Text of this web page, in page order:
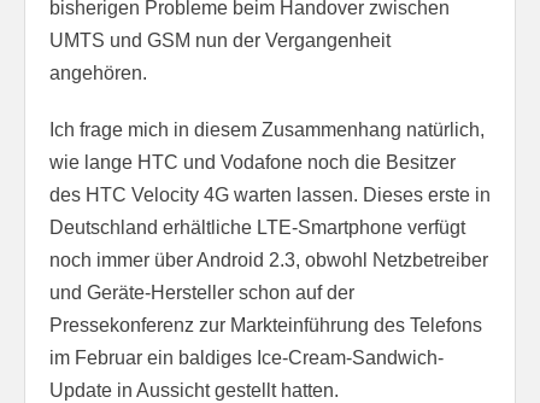
bisherigen Probleme beim Handover zwischen
UMTS und GSM nun der Vergangenheit
angehören.
Ich frage mich in diesem Zusammenhang natürlich,
wie lange HTC und Vodafone noch die Besitzer
des HTC Velocity 4G warten lassen. Dieses erste in
Deutschland erhältliche LTE-Smartphone verfügt
noch immer über Android 2.3, obwohl Netzbetreiber
und Geräte-Hersteller schon auf der
Pressekonferenz zur Markteinführung des Telefons
im Februar ein baldiges Ice-Cream-Sandwich-
Update in Aussicht gestellt hatten.